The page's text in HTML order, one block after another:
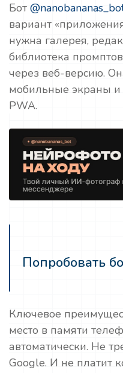
Бот
вариант
нужна галерея,
библиотека
через веб-версию.
мобильные экраны и
PWA.
Попробовать
Ключевое
место в памяти
автоматически. Не
Google. И не платит